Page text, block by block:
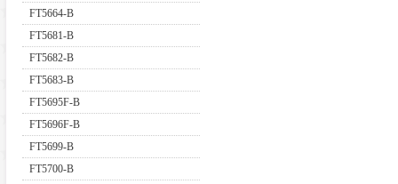
FT5664-B
FT5681-B
FT5682-B
FT5683-B
FT5695F-B
FT5696F-B
FT5699-B
FT5700-B